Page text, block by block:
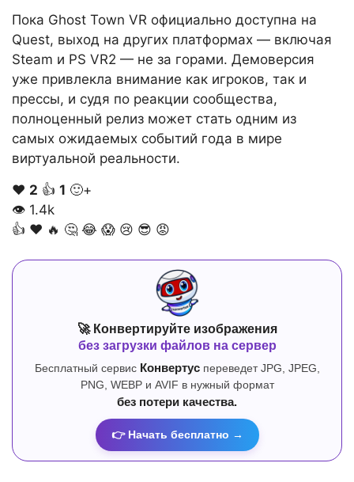
Пока Ghost Town VR официально доступна на
Quest, выход на других платформах — включая
Steam и PS VR2 — не за горами. Демоверсия
уже привлекла внимание как игроков, так и
прессы, и судя по реакции сообщества,
полноценный релиз может стать одним из
самых ожидаемых событий года в мире
виртуальной реальности.
❤️ 2 👍 1 🙂+
👁 1.4k
👍 ❤️ 🔥 🤔 😂 😱 😢 😎 😡
🚀 Конвертируйте изображения
без загрузки файлов на сервер
Бесплатный сервис Конвертуспереведет JPG, JPEG,
PNG, WEBP и AVIF в нужный формат
без потери качества.
👉 Начать бесплатно →